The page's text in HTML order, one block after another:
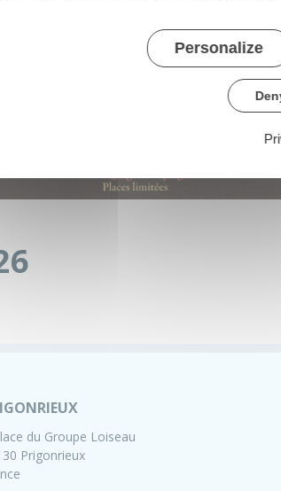
du Groupe Loiseau
Prigonrieux
Personalize